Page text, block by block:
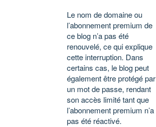
Le nom de domaine ou
l’abonnement premium de
ce blog n’a pas été
renouvelé, ce qui explique
cette interruption. Dans
certains cas, le blog peut
également être protégé par
un mot de passe, rendant
son accès limité tant que
l’abonnement premium n’a
pas été réactivé.